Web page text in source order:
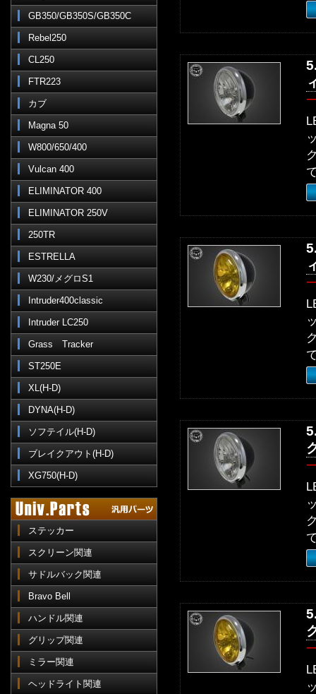
GB350/GB350S/GB350C
Rebel250
CL250
FTR223
カブ
Magna 50
W800/650/400
Vulcan 400
ELIMINATOR 400
ELIMINATOR 250V
250TR
ESTRELLA
W230/メグロS1
Intruder400classic
Intruder LC250
Grass Tracker
ST250E
XL(H-D)
DYNA(H-D)
ソフテイル(H-D)
ブレイクアウト(H-D)
XG750(H-D)
ステッカー
スクリーン関連
サドルバック関連
Bravo Bell
ハンドル関連
グリップ関連
ミラー関連
ヘッドライト関連